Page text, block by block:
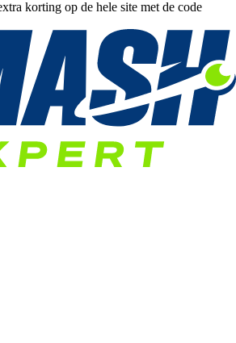
korting op de hele site met de code